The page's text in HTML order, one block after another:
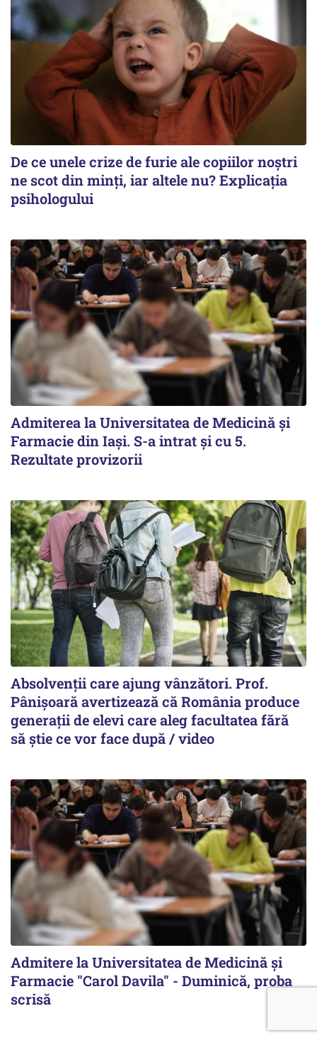
De ce unele crize de furie ale copiilor noștri
ne scot din minți, iar altele nu? Explicația
psihologului
Admiterea la Universitatea de Medicină și
Farmacie din Iași. S-a intrat și cu 5.
Rezultate provizorii
Absolvenții care ajung vânzători. Prof.
Pânișoară avertizează că România produce
generații de elevi care aleg facultatea fără
să știe ce vor face după / video
Admitere la Universitatea de Medicină şi
Farmacie "Carol Davila" - Duminică, proba
scrisă